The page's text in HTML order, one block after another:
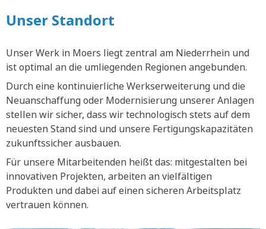
Unser Standort
Unser Werk in Moers liegt zentral am Niederrhein und
ist optimal an die umliegenden Regionen angebunden.
Durch eine kontinuierliche Werkserweiterung und die
Neuanschaffung oder Modernisierung unserer Anlagen
stellen wir sicher, dass wir technologisch stets auf dem
neuesten Stand sind und unsere Fertigungskapazitäten
zukunftssicher ausbauen.
Für unsere Mitarbeitenden heißt das: mitgestalten bei
innovativen Projekten, arbeiten an vielfältigen
Produkten und dabei auf einen sicheren Arbeitsplatz
vertrauen können.